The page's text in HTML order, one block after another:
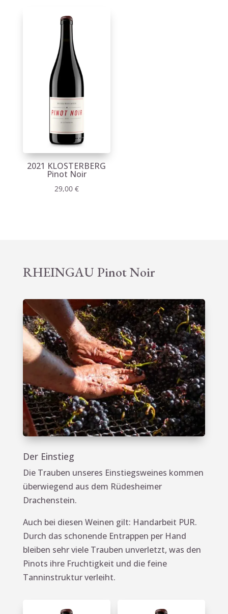
2021 KLOSTERBERG
Pinot Noir
29,00 €
RHEINGAU Pinot Noir
Der Einstieg
Die Trauben unseres Einstiegsweines kommen
überwiegend aus dem Rüdesheimer
Drachenstein.
Auch bei diesen Weinen gilt: Handarbeit PUR.
Durch das schonende Entrappen per Hand
bleiben sehr viele Trauben unverletzt, was den
Pinots ihre Fruchtigkeit und die feine
Tanninstruktur verleiht.